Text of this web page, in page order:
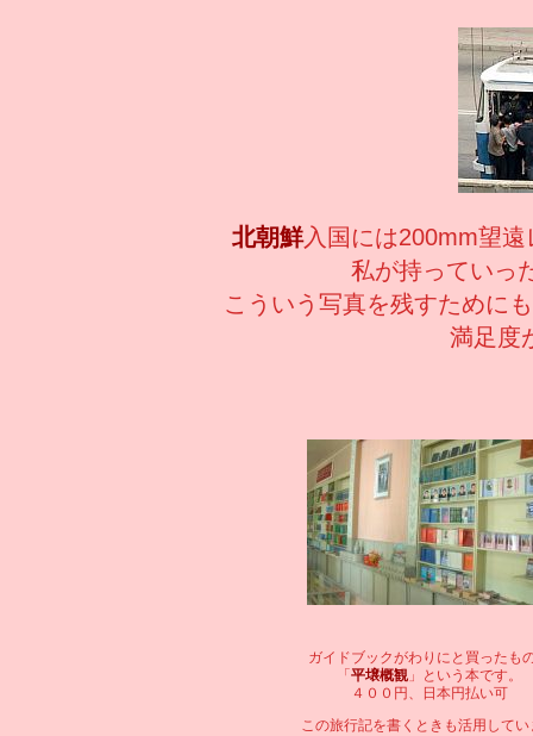
北朝鮮入国には200mm望
私が持っていっ
こういう写真を残すために
満足度
ガイドブックがわりにと買ったも
「 平壌概観 」という本です。
４００円、日本円払い可
この旅行記を書くときも活用してい